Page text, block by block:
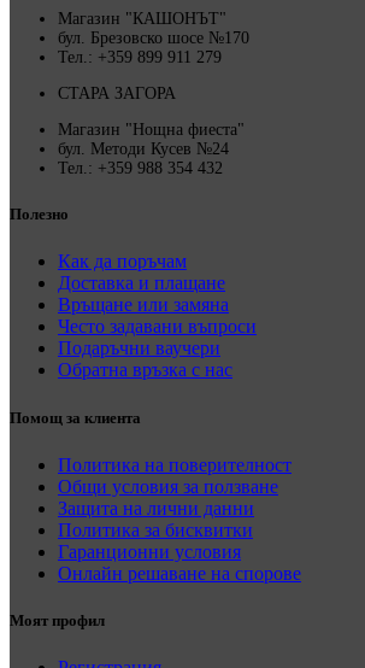
Магазин "КАШОНЪТ"
бул. Брезовско шосе №170
Тел.: +359 899 911 279
СТАРА ЗАГОРА
Магазин "Нощна фиеста"
бул. Методи Кусев №24
Тел.: +359 988 354 432
Полезно
Как да поръчам
Доставка и плащане
Връщане или замяна
Често задавани въпроси
Подаръчни ваучери
Обратна връзка с нас
Помощ за клиента
Политика на поверителност
Общи условия за ползване
Защита на лични данни
Политика за бисквитки
Гаранционни условия
Онлайн решаване на спорове
Моят профил